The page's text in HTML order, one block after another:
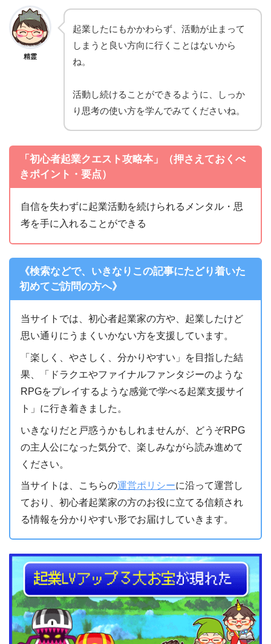
精霊
起業したにもかかわらず、活動が止まって
しまうと良い方向に行くことはないから
ね。
活動し続けることができるように、しっか
り思考の使い方を学んでみてくださいね。
「初心者起業クエスト攻略本」（押さえておくべ
きポイント・要点）
自信を失わずに起業活動を続けられるメンタル・思
考を手に入れることができる
《検索などで、いきなりこの記事にたどり着いた
初めてご訪問の方へ》
当サイトでは、初心者起業家の方や、起業したけど
思い通りにうまくいかない方を支援しています。
「楽しく、やさしく、分かりやすい」を目指した結
果、「ドラクエやファイナルファンタジーのような
RPGをプレイするような感覚で学べる起業支援サイ
ト」に行き着きました。
いきなりだと戸惑うかもしれませんが、どうぞRPG
の主人公になった気分で、楽しみながら読み進めて
ください。
当サイトは、こちらの運営ポリシーに沿って運営し
ており、初心者起業家の方のお役に立てる信頼され
る情報を分かりやすい形でお届けしていきます。